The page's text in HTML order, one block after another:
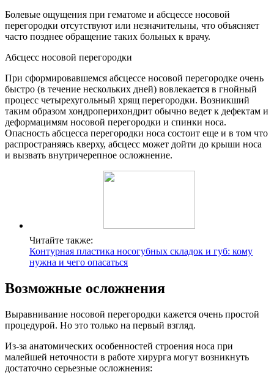
Болевые ощущения при гематоме и абсцессе носовой
перегородки отсутствуют или незначительны, что объясняет
часто позднее обращение таких больных к врачу.
Абсцесс носовой перегородки
При сформировавшемся абсцессе носовой перегородке очень
быстро (в течение нескольких дней) вовлекается в гнойный
процесс четырехугольный хрящ перегородки. Возникший
таким образом хондроперихондрит обычно ведет к дефектам и
деформацимям носовой перегородки и спинки носа.
Опасность абсцесса перегородки носа состоит еще и в том что
распространяясь кверху, абсцесс может дойти до крыши носа
и вызвать внутричерепное осложнение.
Читайте также:
Контурная пластика носогубных складок и губ: кому
нужна и чего опасаться
Возможные осложнения
Выравнивание носовой перегородки кажется очень простой
процедурой. Но это только на первый взгляд.
Из-за анатомических особенностей строения носа при
малейшей неточности в работе хирурга могут возникнуть
достаточно серьезные осложнения: